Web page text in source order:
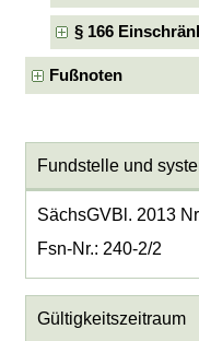
§ 166
Fußnoten
Fundstelle und
SächsGVBl. 2013
Fsn-Nr.: 240-2/2
Gültigkeitszeitraum